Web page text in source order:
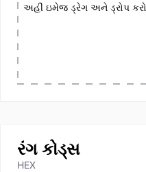
અહીં ઇમેજ ડ્રેગ અને ડ્રોપ કરો
રંગ કોડ્સ
HEX